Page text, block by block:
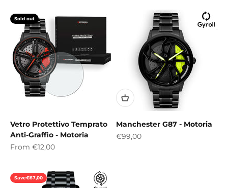
Sold out
Vetro Protettivo Temprato
Anti-Graffio - Motoria
Sale price
From €12,00
Manchester G87 - Motoria
Sale price
€99,00
Save€67,00